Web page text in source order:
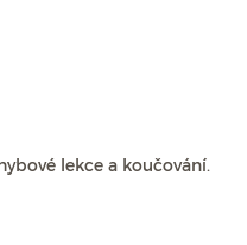
lekce a koučování.